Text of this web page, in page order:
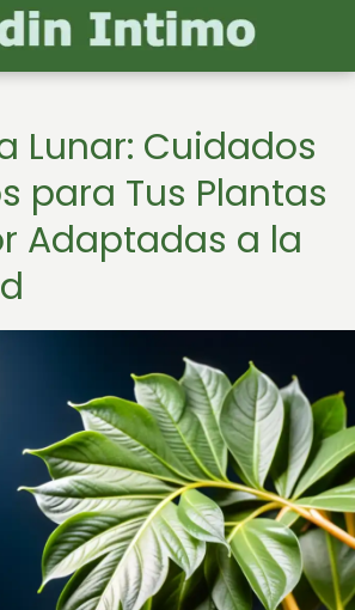
Lunar: Cuidados
para Tus Plantas
Adaptadas a la